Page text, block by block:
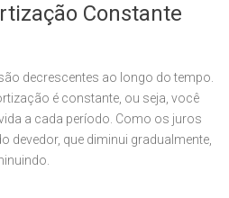
Constante
decrescentes ao longo do tempo.
é constante, ou seja, você
a cada período. Como os juros
devedor, que diminui gradualmente,